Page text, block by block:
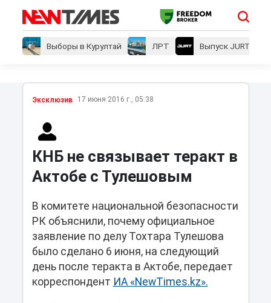
Выборы в Курултай ЛРТ Выпуск JURT
Эксклюзив 17 июня 2016 г., 05:38
КНБ не связывает теракт в
Актобе с Тулешовым
В комитете национальной безопасности
РК объяснили, почему официальное
заявление по делу Тохтара Тулешова
было сделано 6 июня, на следующий
день после теракта в Актобе, передает
корреспондент ИА «NewTimes.kz».